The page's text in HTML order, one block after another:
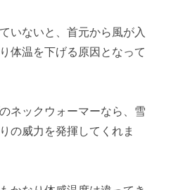
いないと、首元から風が入
体温を下げる原因となって
ネックウォーマーなら、雪
の威力を発揮してくれま